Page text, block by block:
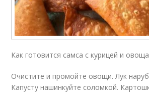
Как готовится самса с курицей и
Очистите и промойте овощи. Лук
Капусту нашинкуйте соломкой.